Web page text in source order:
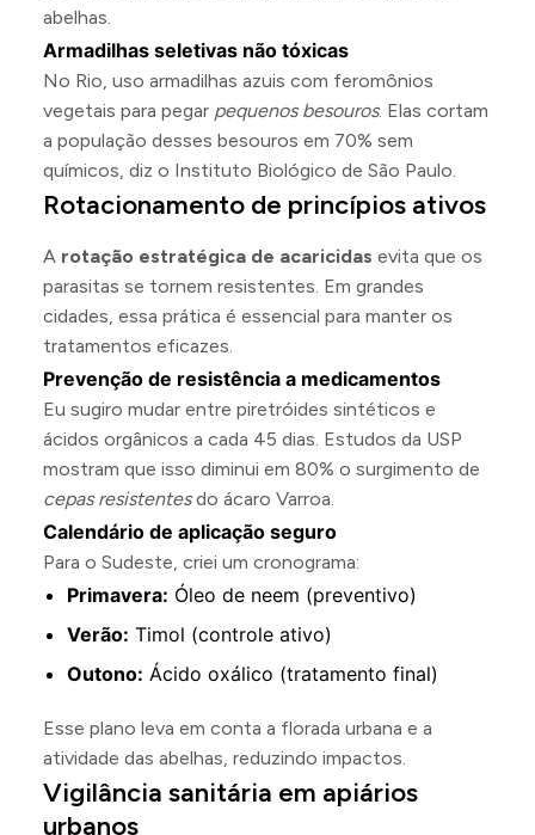
abelhas.
Armadilhas seletivas não tóxicas
No Rio, uso armadilhas azuis com feromônios
vegetais para pegar pequenos besouros. Elas cortam
a população desses besouros em 70% sem
químicos, diz o Instituto Biológico de São Paulo.
Rotacionamento de princípios ativos
A rotação estratégica de acaricidas evita que os
parasitas se tornem resistentes. Em grandes
cidades, essa prática é essencial para manter os
tratamentos eficazes.
Prevenção de resistência a medicamentos
Eu sugiro mudar entre piretróides sintéticos e
ácidos orgânicos a cada 45 dias. Estudos da USP
mostram que isso diminui em 80% o surgimento de
cepas resistentesdo ácaro Varroa.
Calendário de aplicação seguro
Para o Sudeste, criei um cronograma:
Primavera: Óleo de neem (preventivo)
Verão: Timol (controle ativo)
Outono: Ácido oxálico (tratamento final)
Esse plano leva em conta a florada urbana e a
atividade das abelhas, reduzindo impactos.
Vigilância sanitária em apiários
urbanos